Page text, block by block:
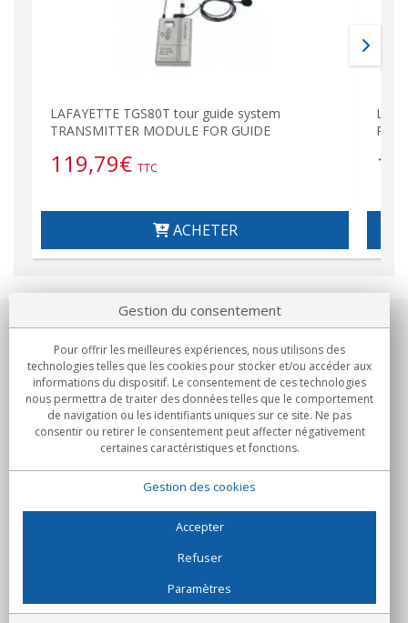
LAFAYETTE TGS80T tour guide system
TRANSMITTER MODULE FOR GUIDE
119,79€ TTC
ACHETER
Notre société
Engagements
Achats
C/Flassaders, 13, Nave 6, 08130 Santa Perpètua de Mogoda
(Barcelone) - Espagne
Gestion du consentement
Pour offrir les meilleures expériences, nous utilisons des
technologies telles que les cookies pour stocker et/ou accéder aux
informations du dispositif. Le consentement de ces technologies
nous permettra de traiter des données telles que le comportement
de navigation ou les identifiants uniques sur ce site. Ne pas
consentir ou retirer le consentement peut affecter négativement
certaines caractéristiques et fonctions.
Gestion des cookies
Accepter
Refuser
Paramètres